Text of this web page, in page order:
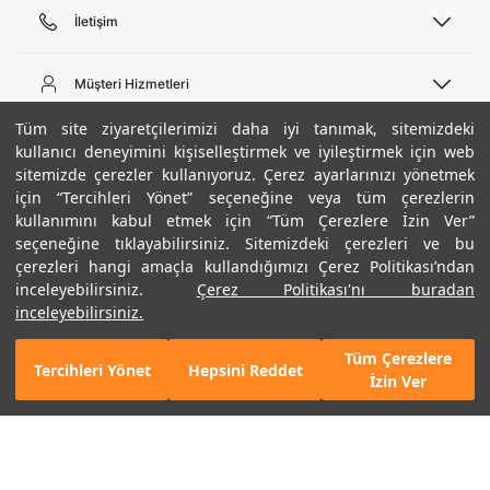
Tüm site ziyaretçilerimizi daha iyi tanımak, sitemizdeki
kullanıcı deneyimini kişiselleştirmek ve iyileştirmek için web
sitemizde çerezler kullanıyoruz. Çerez ayarlarınızı yönetmek
için “Tercihleri Yönet” seçeneğine veya tüm çerezlerin
kullanımını kabul etmek için “Tüm Çerezlere İzin Ver”
seçeneğine tıklayabilirsiniz. Sitemizdeki çerezleri ve bu
çerezleri hangi amaçla kullandığımızı Çerez Politikası’ndan
inceleyebilirsiniz.
Çerez Politikası'nı buradan
inceleyebilirsiniz.
Tercihleri Yönet Hepsini Reddet
Tüm Çerezlere
İzin Ver
+ 11 Renk
GELINCE HABER VER
İletişim
444 02 00
Pazartesi - Cuma 09:00 - 18:00
E-posta
bilgi@underarmour.com
Müşteri Hizmetleri
Sipariş Sorgulama
Bize Ulaşın
Teslimat Bilgileri
İşlem Rehberi
İade ve Değişimler
Sıkça Sorulan Sorular
Beden Rehberi
Site Haritası
Hakkımızda
Ticari Bilgiler
Hükümler ve Koşullar
Gizlilik Politikası
Çerez Politikası
Kariyer
ETBİS
UA Sosyal Medya
Instagram
Facebook
Twitter
Popüler Kategoriler
Erkek Basketbol Ayakkabısı
Çocuk Basketbol Ayakkabısı
Erkek Eşofman
Kadın Tayt